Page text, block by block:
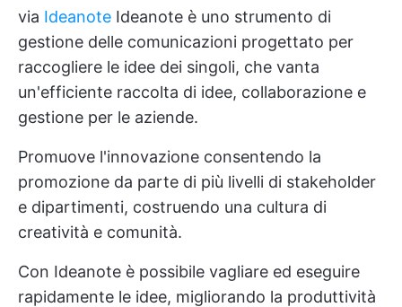
via Ideanote Ideanote è uno strumento di
gestione delle comunicazioni progettato per
raccogliere le idee dei singoli, che vanta
un'efficiente raccolta di idee, collaborazione e
gestione per le aziende.
Promuove l'innovazione consentendo la
promozione da parte di più livelli di stakeholder
e dipartimenti, costruendo una cultura di
creatività e comunità.
Con Ideanote è possibile vagliare ed eseguire
rapidamente le idee, migliorando la produttività